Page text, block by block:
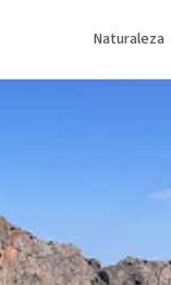
Naturaleza